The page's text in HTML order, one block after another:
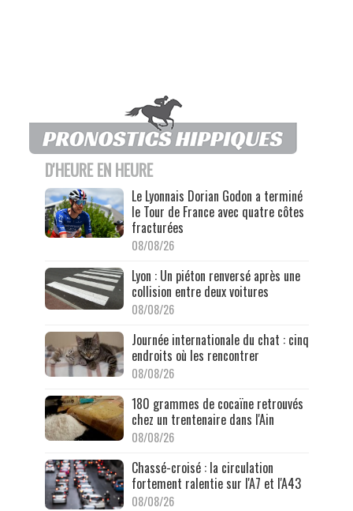
D'HEURE EN HEURE
Le Lyonnais Dorian Godon a terminé
le Tour de France avec quatre côtes
fracturées
08/08/26
Lyon : Un piéton renversé après une
collision entre deux voitures
08/08/26
Journée internationale du chat : cinq
endroits où les rencontrer
08/08/26
180 grammes de cocaïne retrouvés
chez un trentenaire dans l'Ain
08/08/26
Chassé-croisé : la circulation
fortement ralentie sur l'A7 et l'A43
08/08/26